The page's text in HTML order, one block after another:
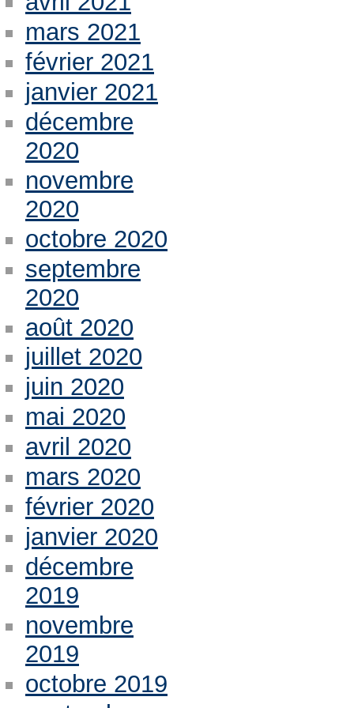
mars 2021
février 2021
janvier 2021
décembre
2020
novembre
2020
octobre 2020
septembre
2020
août 2020
juillet 2020
juin 2020
mai 2020
avril 2020
mars 2020
février 2020
janvier 2020
décembre
2019
novembre
2019
octobre 2019